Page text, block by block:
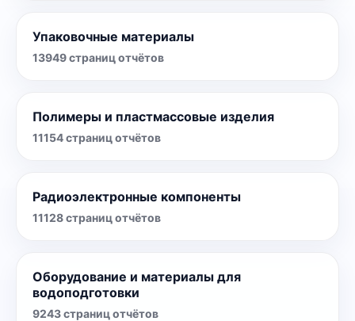
Упаковочные материалы
13949страниц отчётов
Полимеры и пластмассовые изделия
11154страниц отчётов
Радиоэлектронные компоненты
11128страниц отчётов
Оборудование и материалы для
водоподготовки
9243страниц отчётов